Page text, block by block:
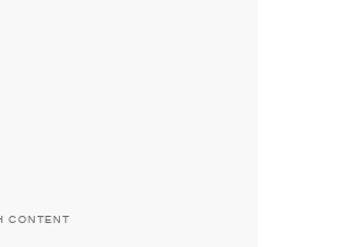
CONTENT